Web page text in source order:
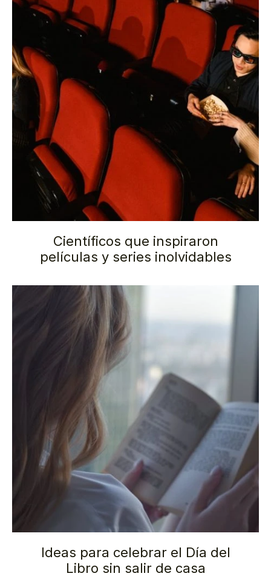
Científicos que inspiraron
películas y series inolvidables
Ideas para celebrar el Día del
Libro sin salir de casa